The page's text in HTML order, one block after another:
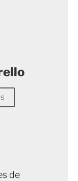
de